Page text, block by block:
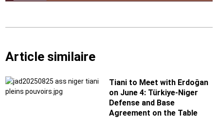
Article similaire
Tiani to Meet with Erdoğan
on June 4: Türkiye-Niger
Defense and Base
Agreement on the Table